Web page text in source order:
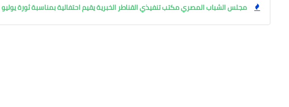
مجلس الشباب المصري مكتب تنفيذي القناطر الخبرية يقيم احتفالية بمناسبة ثورة يوليو